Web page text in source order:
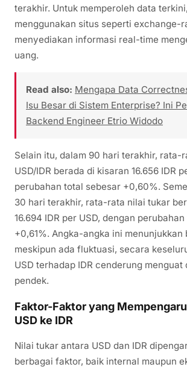
terakhir. Untuk memperoleh data
menggunakan situs seperti exchange-
menyediakan informasi real-time
uang.
Read also: Mengapa Data
Isu Besar di Sistem Enterprise? Ini
Backend Engineer Etrio Widodo
Selain itu, dalam 90 hari terakhir, rata-
USD/IDR berada di kisaran 16.656 IDR
perubahan total sebesar +0,60%.
30 hari terakhir, rata-rata nilai tukar
16.694 IDR per USD, dengan
+0,61%. Angka-angka ini menunjukkan
meskipun ada fluktuasi, secara
USD terhadap IDR cenderung menguat
pendek.
Faktor-Faktor yang
USD ke IDR
Nilai tukar antara USD dan IDR
berbagai faktor, baik internal maupun